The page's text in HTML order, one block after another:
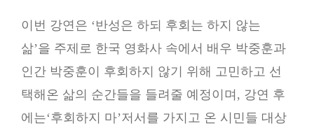
이번 강연은 ‘반성은 하되 후회는 하지 않는
삶’을 주제로 한국 영화사 속에서 배우 박중훈과
인간 박중훈이 후회하지 않기 위해 고민하고 선
택해온 삶의 순간들을 들려줄 예정이며, 강연 후
에는‘후회하지 마’저서를 가지고 온 시민들 대상